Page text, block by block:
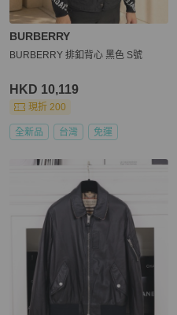
BURBERRY
BURBERRY 排釦背心 黑色 S號
HKD 10,119
現折 200
全新品 台灣 免運